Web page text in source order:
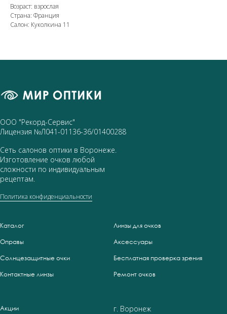
Возраст: взрослая
Страна: Франция
Салон: Куколкина 11
ООО "Рекорд-Сервис"
Лицензия №Л041-01136-36/01400288
Сеть салонов оптики в Воронеже.
Изготовление очков любой
сложности по индивидуальным
рецептам.
Политика конфиденциальности
Каталог
Оправы
Солнцезащитные очки
Контактные линзы
Линзы для очков
Аксессуары
Бесплатная проверка зрения
Ремонт очков
Акции г. Воронеж